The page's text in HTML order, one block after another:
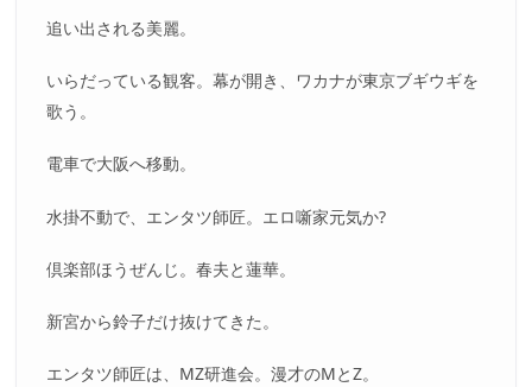
追い出される美麗。
いらだっている観客。幕が開き、ワカナが東京ブギウギを
歌う。
電車で大阪へ移動。
水掛不動で、エンタツ師匠。エロ噺家元気か?
倶楽部ほうぜんじ。春夫と蓮華。
新宮から鈴子だけ抜けてきた。
エンタツ師匠は、MZ研進会。漫才のMとZ。